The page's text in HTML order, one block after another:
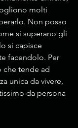
molti
Non posso
si superano gli
si capisce
facendolo. Per
che tende ad
unica da vivere,
da persona